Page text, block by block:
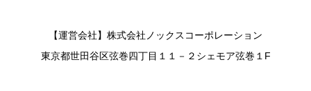
【運営会社】株式会社ノックスコーポレーション
東京都世田谷区弦巻四丁目１１－２シェモア弦巻１F